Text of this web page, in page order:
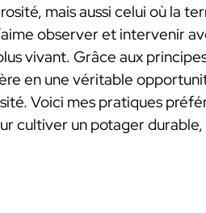
mais aussi celui où la
observer et intervenir
vivant. Grâce aux
en une véritable
Voici mes pratiques
cultiver un potager durable,